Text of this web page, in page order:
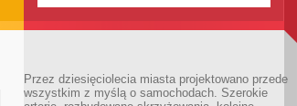
Przez dziesięciolecia miasta projektowano przede
wszystkim z myślą o samochodach. Szerokie